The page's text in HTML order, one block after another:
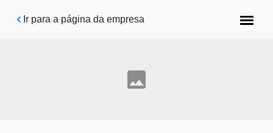
Pular para o conteúdo principal
Ir para a página da empresa